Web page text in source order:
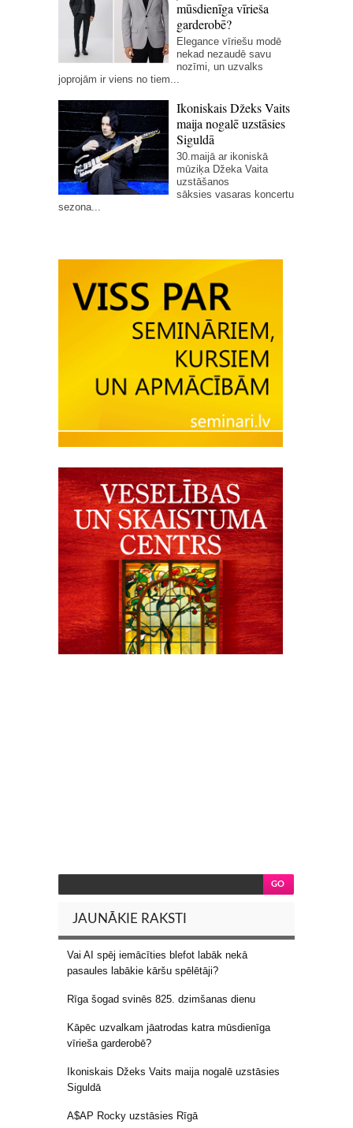
mūsdienīga vīrieša
garderobē?
Elegance vīriešu modē
nekad nezaudē savu
nozīmi, un uzvalks
joprojām ir viens no tiem...
Ikoniskais Džeks Vaits
maija nogalē uzstāsies
Siguldā
30.maijā ar ikoniskā
mūziķa Džeka Vaita
uzstāšanos
sāksies vasaras koncertu
sezona...
JAUNĀKIE RAKSTI
Vai AI spēj iemācīties blefot labāk nekā
pasaules labākie kāršu spēlētāji?
Rīga šogad svinēs 825. dzimšanas dienu
Kāpēc uzvalkam jāatrodas katra mūsdienīga
vīrieša garderobē?
Ikoniskais Džeks Vaits maija nogalē uzstāsies
Siguldā
A$AP Rocky uzstāsies Rīgā